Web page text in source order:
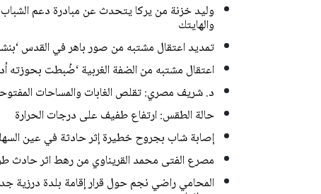
وليد خزنة من يركا يتحدث عن مبادرة دعم
والهايتك
تمديد اعتقال مشتبه من صور باهر في القدس
اعتقال مشتبه من الضفة الغربية ‘ضُبطت بحوزته
د. شريف مصري: تقلص الغابات والمساحات
حالة الطقس: ارتفاع طفيف على درجات الحرارة
إصابة شاب بجروح خطيرة إثر حادثة في عين
مصرع الفتى محمد القريناوي من رهط اثر حادث
المحامي راضي نجم حول قرار إقامة بلدة درزية